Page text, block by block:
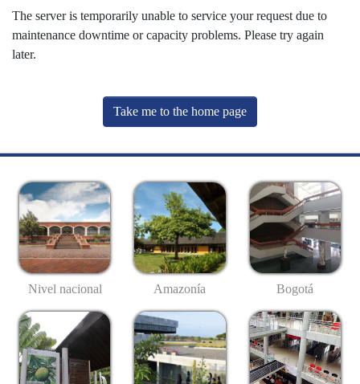
The server is temporarily unable to service your request due to
maintenance downtime or capacity problems. Please try again
later.
Take me to the home page
Nivel nacional Amazonía Bogotá